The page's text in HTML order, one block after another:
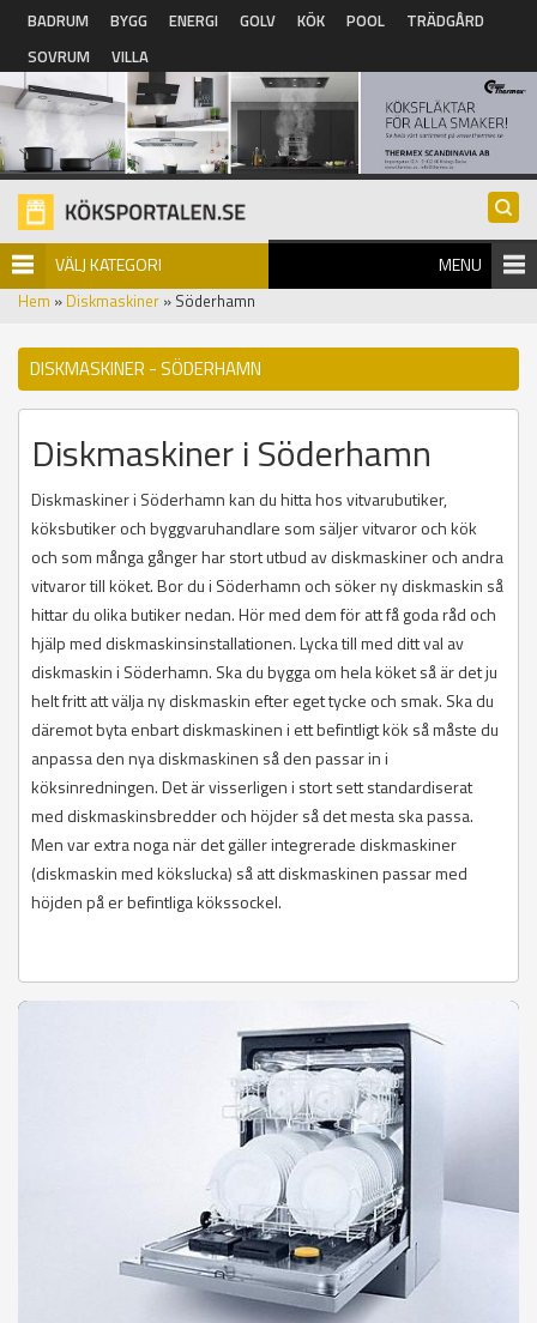
Hoppa till huvudinnehåll
BADRUM BYGG ENERGI GOLV KÖK POOL
TRÄDGÅRD
SOVRUM
VILLA
VÄLJ KATEGORI MENU
Hem » Diskmaskiner » Söderhamn
DISKMASKINER - SÖDERHAMN
Diskmaskiner i Söderhamn
Diskmaskiner i Söderhamn kan du hitta hos vitvarubutiker,
köksbutiker och byggvaruhandlare som säljer vitvaror och kök
och som många gånger har stort utbud av diskmaskiner och andra
vitvaror till köket. Bor du i Söderhamn och söker ny diskmaskin så
hittar du olika butiker nedan. Hör med dem för att få goda råd och
hjälp med diskmaskinsinstallationen. Lycka till med ditt val av
diskmaskin i Söderhamn. Ska du bygga om hela köket så är det ju
helt fritt att välja ny diskmaskin efter eget tycke och smak. Ska du
däremot byta enbart diskmaskinen i ett befintligt kök så måste du
anpassa den nya diskmaskinen så den passar in i
köksinredningen. Det är visserligen i stort sett standardiserat
med diskmaskinsbredder och höjder så det mesta ska passa.
Men var extra noga när det gäller integrerade diskmaskiner
(diskmaskin med kökslucka) så att diskmaskinen passar med
höjden på er befintliga kökssockel.